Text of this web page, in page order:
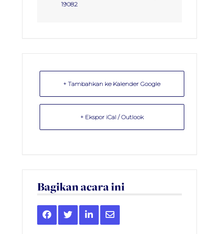
19082
+ Tambahkan ke Kalender Google
+ Ekspor iCal / Outlook
Bagikan acara ini
Share
this
Share
this
Share
this
Share
this